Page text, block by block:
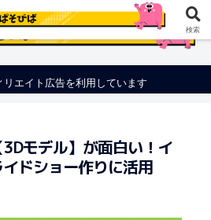
リエイト広告を利用しています
モデル】が面白い！イ
ドショー作りに活用
検索